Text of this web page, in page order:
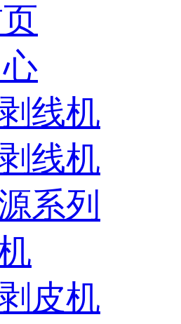
线机
线机
系列
皮机